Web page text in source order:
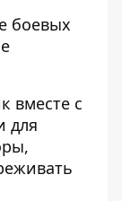
боевых
вместе с
для